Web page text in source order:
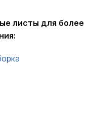
листы для более